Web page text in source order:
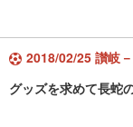
2018/02/25 讃岐
グッズを求めて長蛇